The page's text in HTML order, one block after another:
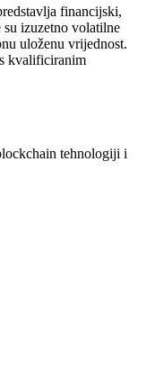
financijski,
izuzetno volatilne
uloženu vrijednost.
kvalificiranim
tehnologiji i